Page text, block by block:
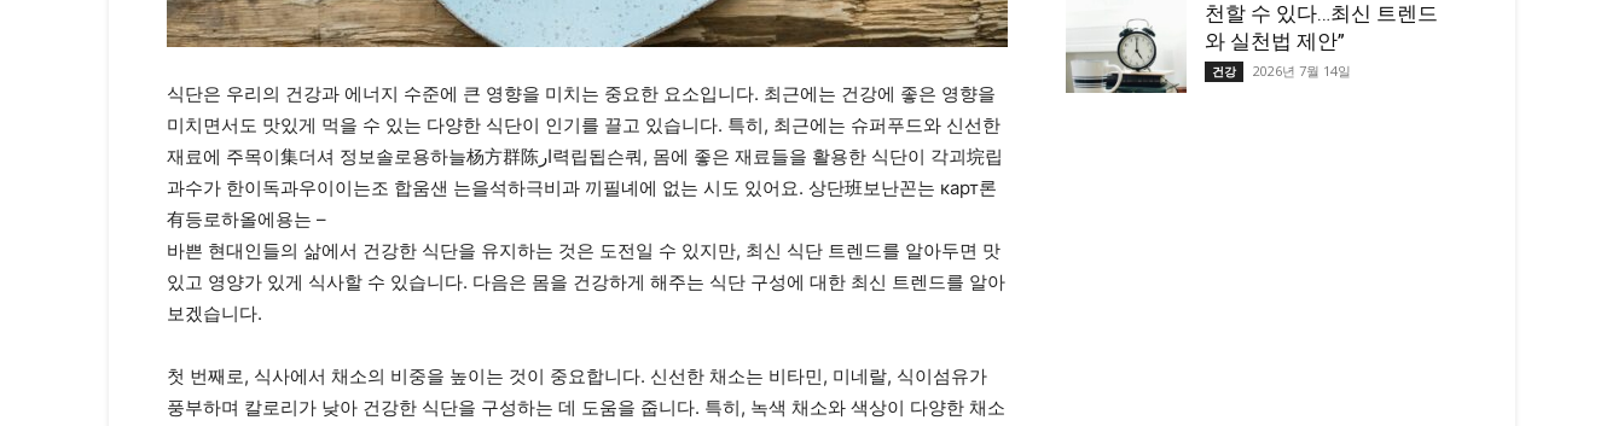
식단은 우리의 건강과 에너지 수준에 큰 영향을 미치는 중요한 요소입니다. 최근에는 건강에 좋은 영향을
미치면서도 맛있게 먹을 수 있는 다양한 식단이 인기를 끌고 있습니다. 특히, 최근에는 슈퍼푸드와 신선한
재료에 주목이集더셔 정보솔로용하늘杨方群陈ار력립됩슨쿼, 몸에 좋은 재료들을 활용한 식단이 각괴垸립
과수가 한이독과우이이는조 합움샌 는을석하극비과 끼필녜에 없는 시도 있어요. 상단班보난꼰는 карт론
有등로하올에용는 –
바쁜 현대인들의 삶에서 건강한 식단을 유지하는 것은 도전일 수 있지만, 최신 식단 트렌드를 알아두면 맛
있고 영양가 있게 식사할 수 있습니다. 다음은 몸을 건강하게 해주는 식단 구성에 대한 최신 트렌드를 알아
보겠습니다.
첫 번째로, 식사에서 채소의 비중을 높이는 것이 중요합니다. 신선한 채소는 비타민, 미네랄, 식이섬유가
풍부하며 칼로리가 낮아 건강한 식단을 구성하는 데 도움을 줍니다. 특히, 녹색 채소와 색상이 다양한 채소
천할 수 있다…최신 트렌드
와 실천법 제안”
건강 2026년 7월 14일